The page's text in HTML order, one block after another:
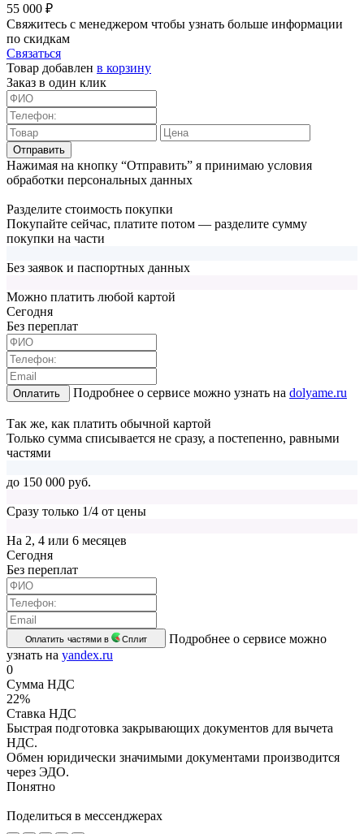
55 000 ₽
Свяжитесь с менеджером чтобы узнать больше информации
по скидкам
Связаться
Товар добавлен в корзину
Заказ в один клик
Отправить
Нажимая на кнопку “Отправить” я принимаю условия
обработки персональных данных
Разделите стоимость покупки
Покупайте сейчас, платите потом — разделите сумму
покупки на части
Без заявок и паспортных данных
Можно платить любой картой
Cегодня
Без переплат
Оплатить Подробнее о сервисе можно узнать на dolyame.ru
Так же, как платить обычной картой
Только сумма списывается не сразу, а постепенно, равными
частями
до 150 000 руб.
Сразу только 1/4 от цены
На 2, 4 или 6 месяцев
Cегодня
Без переплат
Оплатить частями в Сплит
Подробнее о сервисе можно
узнать на yandex.ru
0
Сумма НДС
22%
Ставка НДС
Быстрая подготовка закрывающих документов для вычета
НДС.
Обмен юридически значимыми документами производится
через ЭДО.
Понятно
Поделиться в мессенджерах